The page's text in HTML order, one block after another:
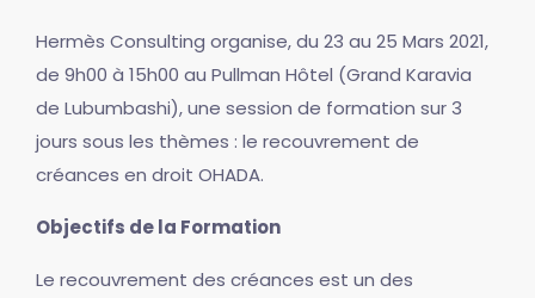
Hermès Consulting organise, du 23 au 25 Mars 2021,
de 9h00 à 15h00 au Pullman Hôtel (Grand Karavia
de Lubumbashi), une session de formation sur 3
jours sous les thèmes : le recouvrement de
créances en droit OHADA.
Objectifs de la Formation
Le recouvrement des créances est un des